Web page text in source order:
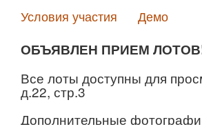
Условия участия
Демо
ОБЪЯВЛЕН ПРИЕМ
Все лоты доступны для
д.22, стр.3
Дополнительные